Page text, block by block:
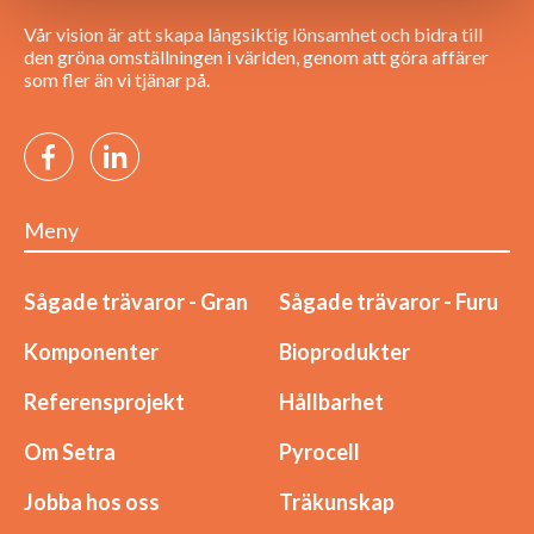
Vår vision är att skapa långsiktig lönsamhet och bidra till
den gröna omställningen i världen, genom att göra affärer
som fler än vi tjänar på.
Meny
Sågade trävaror - Gran
Sågade trävaror - Furu
Komponenter
Bioprodukter
Referensprojekt
Hållbarhet
Om Setra
Pyrocell
Jobba hos oss
Träkunskap